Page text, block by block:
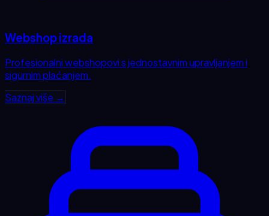
Webshop izrada
Profesionalni webshopovi s jednostavnim upravljanjem i
sigurnim plaćanjem.
Saznaj više →